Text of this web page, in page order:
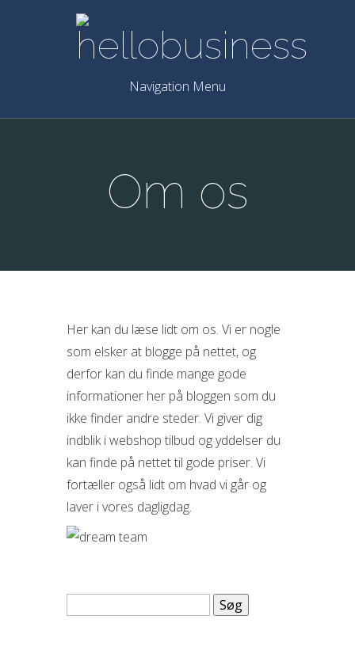
Navigation Menu
Om os
Her kan du læse lidt om os. Vi er nogle
som elsker at blogge på nettet, og
derfor kan du finde mange gode
informationer her på bloggen som du
ikke finder andre steder. Vi giver dig
indblik i webshop tilbud og yddelser du
kan finde på nettet til gode priser. Vi
fortæller også lidt om hvad vi går og
laver i vores dagligdag.
Søg